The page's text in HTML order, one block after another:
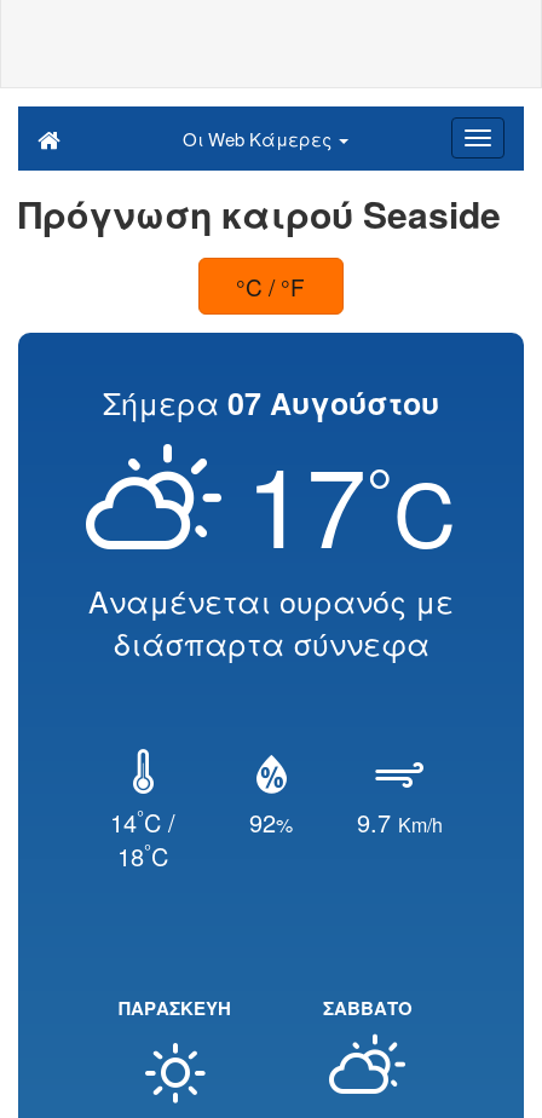
Οι Web Κάμερες
Πρόγνωση καιρού Seaside
°C / °F
Σήμερα 07 Αυγούστου
17°C
Αναμένεται ουρανός με
διάσπαρτα σύννεφα
14°C /
18°C
92% 9.7 Km/h
ΠΑΡΑΣΚΕΥΗ ΣΑΒΒΑΤΟ